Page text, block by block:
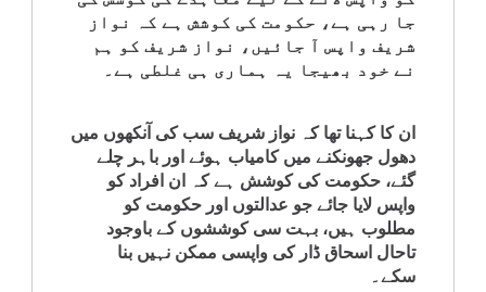
جا رہی ہے، حکومت کی کوشش ہے کہ نواز
شریف واپس آ جائیں، نواز شریف کو ہم
نے خود بھیجا یہ ہماری ہی غلطی ہے۔
ان کا کہنا تھا کہ نواز شریف سب کی آنکھوں میں
دھول جھونکنے میں کامیاب ہوئے اور باہر چلے
گئے، حکومت کی کوشش ہے کہ ان افراد کو
واپس لایا جائے جو عدالتوں اور حکومت کو
مطلوب ہیں، بہت سی کوششوں کے باوجود
تاحال اسحاق ڈار کی واپسی ممکن نہیں بنا
سکے۔